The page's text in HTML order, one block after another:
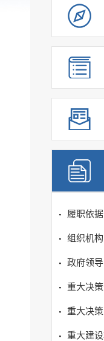
履职依据
组织机构
政府领导
重大决
重大决
重大建设